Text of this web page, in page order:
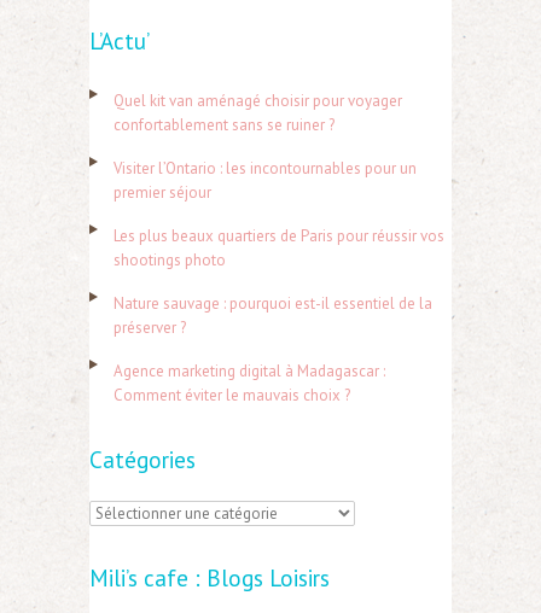
h
r
:
L’Actu’
Quel kit van aménagé choisir pour voyager
confortablement sans se ruiner ?
Visiter l’Ontario : les incontournables pour un
premier séjour
Les plus beaux quartiers de Paris pour réussir vos
shootings photo
Nature sauvage : pourquoi est-il essentiel de la
préserver ?
Agence marketing digital à Madagascar :
Comment éviter le mauvais choix ?
Catégories
C
tMili’s cafe : Blogs Loisirs